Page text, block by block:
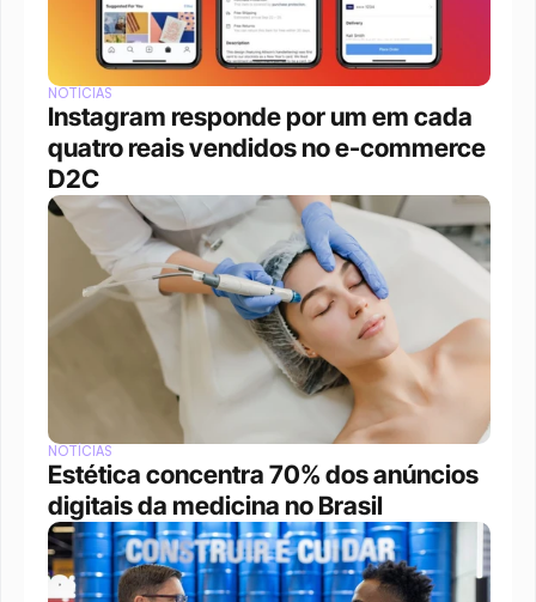
NOTÍCIAS
Instagram responde por um em cada
quatro reais vendidos no e-commerce
D2C
NOTÍCIAS
Estética concentra 70% dos anúncios
digitais da medicina no Brasil